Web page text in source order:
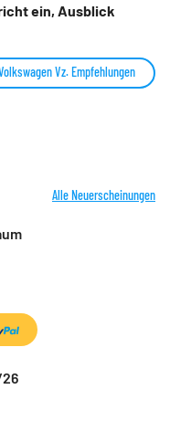
ein, Ausblick
Vz. Empfehlungen
Alle Neuerscheinungen
26